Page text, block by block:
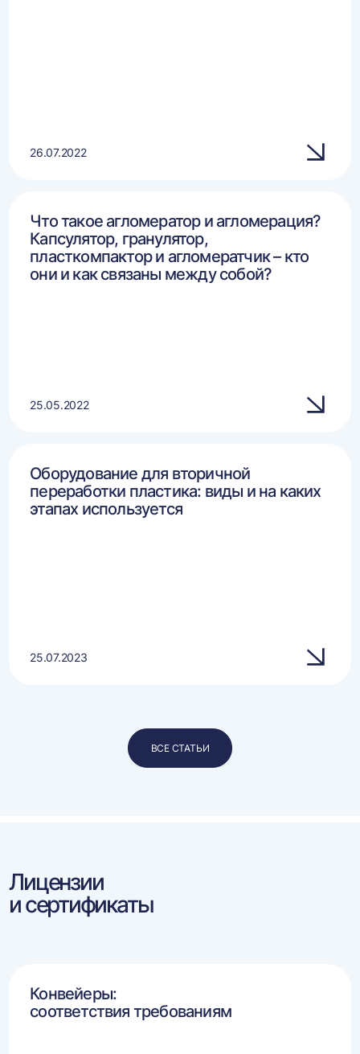
26.07.2022
Что такое агломератор и агломерация?
Капсулятор, гранулятор,
пласткомпактор и агломератчик – кто
они и как связаны между собой?
25.05.2022
Оборудование для вторичной
переработки пластика: виды и на каких
этапах используется
25.07.2023
ВСЕ СТАТЬИ
Лицензии
и сертификаты
Конвейеры:
соответствия требованиям